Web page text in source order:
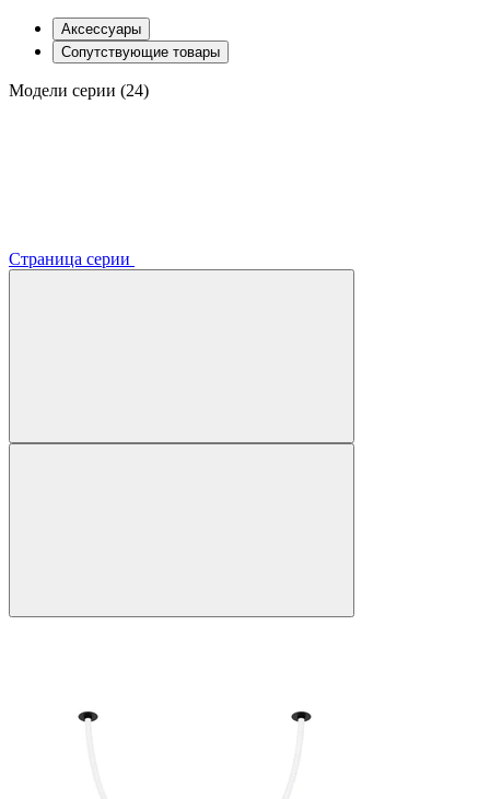
Аксессуары
Сопутствующие товары
Модели серии (24)
Страница серии